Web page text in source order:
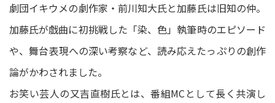
劇団イキウメの劇作家・前川知大氏と加藤氏は旧知の仲。
加藤氏が戯曲に初挑戦した「染、色」執筆時のエピソード
や、舞台表現への深い考察など、読み応えたっぷりの創作
論がかわされました。
お笑い芸人の又吉直樹氏とは、番組MCとして長く共演し